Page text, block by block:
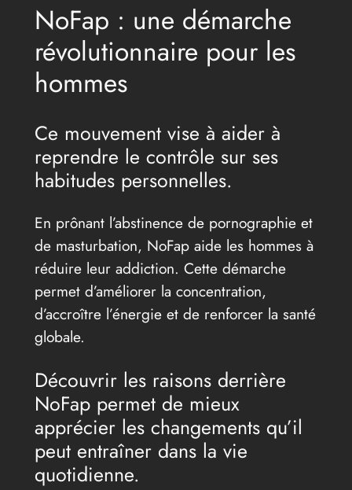
NoFap : une démarche
révolutionnaire pour les
hommes
Ce mouvement vise à aider à
reprendre le contrôle sur ses
habitudes personnelles.
En prônant l’abstinence de pornographie et
de masturbation, NoFap aide les hommes à
réduire leur addiction. Cette démarche
permet d’améliorer la concentration,
d’accroître l’énergie et de renforcer la santé
globale.
Découvrir les raisons derrière
NoFap permet de mieux
apprécier les changements qu’il
peut entraîner dans la vie
quotidienne.